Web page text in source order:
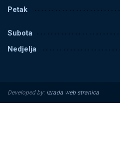
Petak
Subota
Nedjelja
Developed by: izrada web stranica